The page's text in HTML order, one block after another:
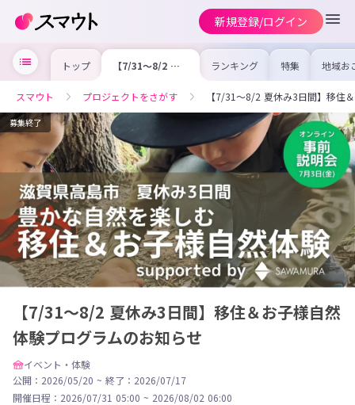
新規登録/ログイン
トップ 【7/31～8/2 夏
休み3日間】移住
プログラムのお知
らせ
ランキング 特集 地域お
の求
を集め
事内
を比
合った
けよう
スマウト プロジェクトをさがす 【7/31～8/2 夏休み3日間】移住
募集終了
【7/31～8/2 夏休み3日間】移住＆お子様自然
体験プログラムのお知らせ
イベント・体験
公開：2026/05/20 ~ 終了：2026/07/17
開催日程： 2026/07/31 05:00 ~ 2026/08/02 06:00